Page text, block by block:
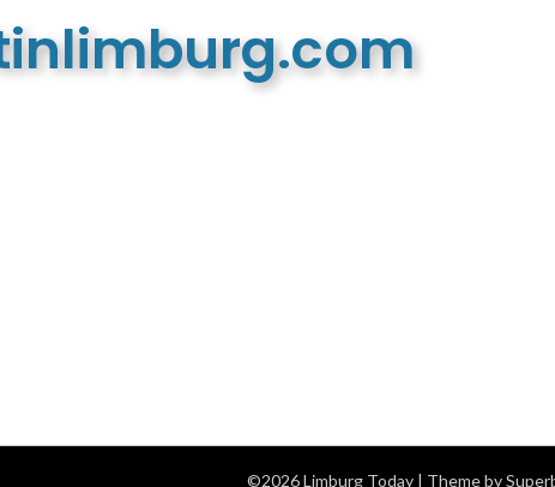
©2026 Limburg Today | Theme by